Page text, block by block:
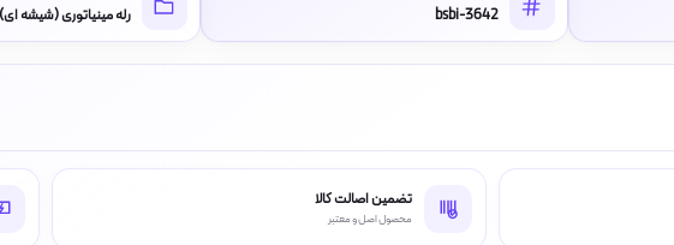
bsbi-3642 رله مینیاتوری (شیشه
تضمین اصالت کالا
محصول اصل و معتبر